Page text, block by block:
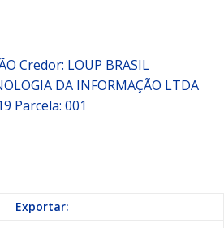
Credor: LOUP BRASIL
DA INFORMAÇÃO LTDA
Parcela: 001
Exportar: